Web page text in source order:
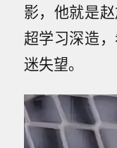
影，他就是
超学习深造
迷失望。